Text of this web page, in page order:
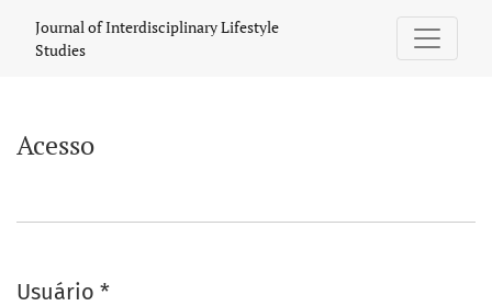
Acesso
Journal of Interdisciplinary Lifestyle
Studies
Acesso
Usuário *